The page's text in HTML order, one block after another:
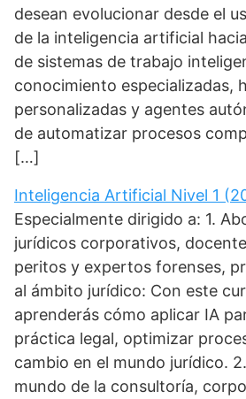
desean evolucionar desde el
de la inteligencia artificial
de sistemas de trabajo
conocimiento especializadas,
personalizadas y agentes
de automatizar procesos
[…]
Inteligencia Artificial Nivel 1
Especialmente dirigido a: 1.
jurídicos corporativos,
peritos y expertos forenses,
al ámbito jurídico: Con este
aprenderás cómo aplicar IA
práctica legal, optimizar
cambio en el mundo jurídico.
mundo de la consultoría,